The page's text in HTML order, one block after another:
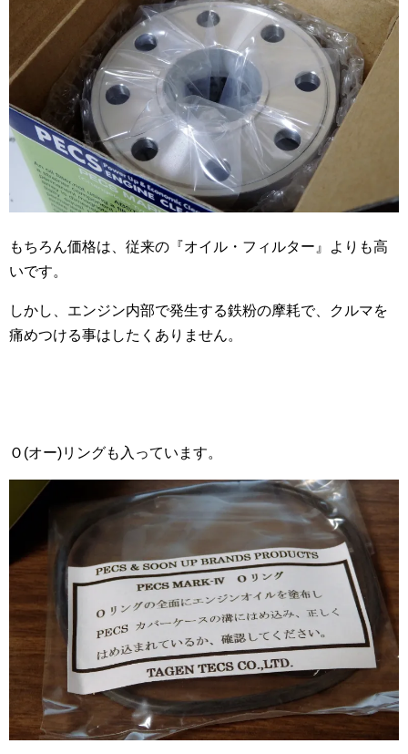
もちろん価格は、従来の『オイル・フィルター』よりも高
いです。
しかし、エンジン内部で発生する鉄粉の摩耗で、クルマを
痛めつける事はしたくありません。
Ｏ(オー)リングも入っています。